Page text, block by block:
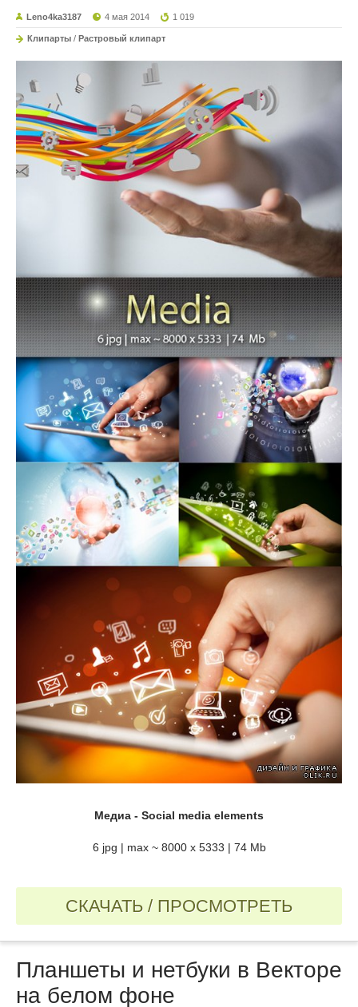
Leno4ka3187 4 мая 2014 1 019
Клипарты / Растровый клипарт
Медиа - Social media elements
6 jpg | max ~ 8000 x 5333 | 74 Mb
СКАЧАТЬ / ПРОСМОТРЕТЬ
Планшеты и нетбуки в Векторе
на белом фоне